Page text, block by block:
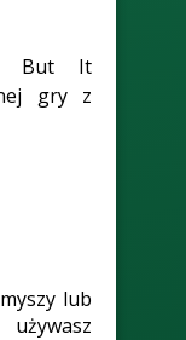
But It
gry z
lub